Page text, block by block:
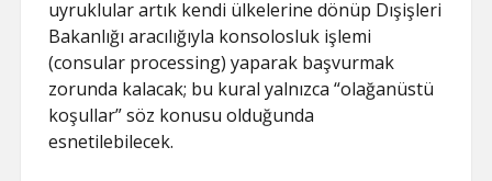
uyruklular artık kendi ülkelerine dönüp Dışişleri
Bakanlığı aracılığıyla konsolosluk işlemi
(consular processing) yaparak başvurmak
zorunda kalacak; bu kural yalnızca “olağanüstü
koşullar” söz konusu olduğunda
esnetilebilecek.